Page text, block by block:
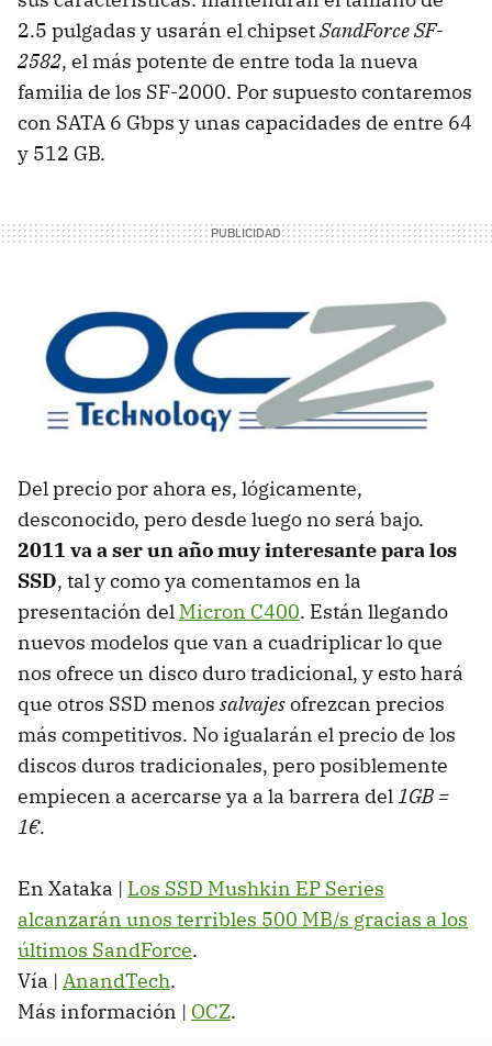
2.5 pulgadas y usarán el chipsetSandForce SF-
2582, el más potente de entre toda la nueva
familia de los SF-2000. Por supuesto contaremos
con SATA 6 Gbps y unas capacidades de entre 64
y 512 GB.
Del precio por ahora es, lógicamente,
desconocido, pero desde luego no será bajo.
2011 va a ser un año muy interesante para los
SSD, tal y como ya comentamos en la
presentación del Micron C400. Están llegando
nuevos modelos que van a cuadriplicar lo que
nos ofrece un disco duro tradicional, y esto hará
que otros SSD menos salvajesofrezcan precios
más competitivos. No igualarán el precio de los
discos duros tradicionales, pero posiblemente
empiecen a acercarse ya a la barrera del1GB =
1€.
En Xataka | Los SSD Mushkin EP Series
alcanzarán unos terribles 500 MB/s gracias a los
últimos SandForce.
Vía | AnandTech.
Más información | OCZ.